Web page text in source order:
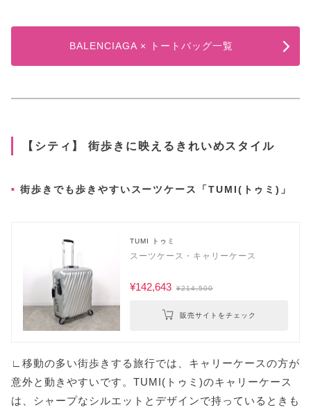
BALENCIAGA × トートバッグ一覧
【シティ】 街歩きに映えるきれいめスタイル
街歩きでも歩きやすいスーツケース「TUMI(トゥミ)」
TUMI トゥミ
スーツケース・キャリーケース
¥142,643 ¥214,500
販売サイトをチェック
∟移動の多い街歩きする旅行では、キャリーケースの方が
意外と動きやすいです。TUMI(トゥミ)のキャリーケース
は、シャープなシルエットとデザインで持っているときも